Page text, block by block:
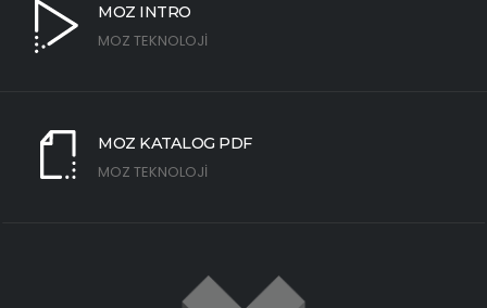
MOZ INTRO
MOZ TEKNOLOJİ
MOZ KATALOG PDF
MOZ TEKNOLOJİ